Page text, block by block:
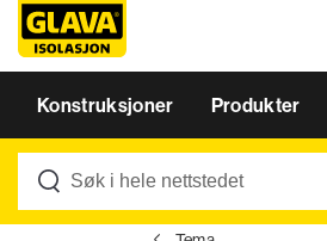
Konstruksjoner Produkter